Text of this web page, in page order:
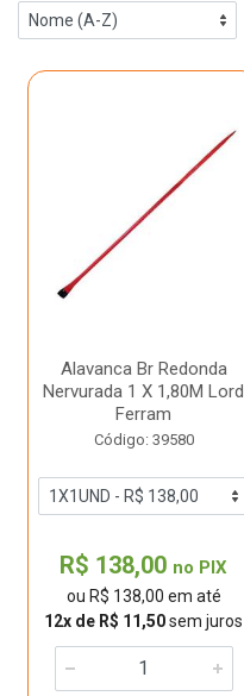
Alavanca Br Redonda
Nervurada 1 X 1,80M Lord
Ferram
Código: 39580
R$ 138,00 no PIX
ou R$ 138,00 em até
12x de R$ 11,50sem juros